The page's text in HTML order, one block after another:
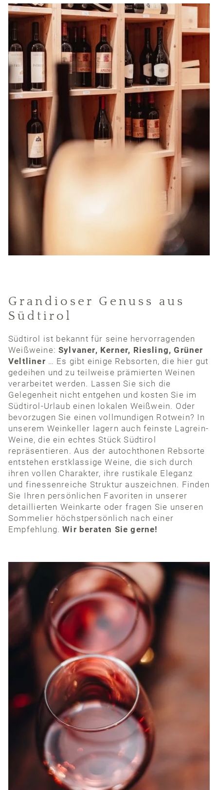
Grandioser Genuss aus
Südtirol
Südtirol ist bekannt für seine hervorragenden
Weißweine:Sylvaner, Kerner, Riesling, Grüner
Veltliner … Es gibt einige Rebsorten, die hier gut
gedeihen und zu teilweise prämierten Weinen
verarbeitet werden. Lassen Sie sich die
Gelegenheit nicht entgehen und kosten Sie im
Südtirol-Urlaub einen lokalen Weißwein. Oder
bevorzugen Sie einen vollmundigen Rotwein? In
unserem Weinkeller lagern auch feinste Lagrein-
Weine, die ein echtes Stück Südtirol
repräsentieren. Aus der autochthonen Rebsorte
entstehen erstklassige Weine, die sich durch
ihren vollen Charakter, ihre rustikale Eleganz
und finessenreiche Struktur auszeichnen. Finden
Sie Ihren persönlichen Favoriten in unserer
detaillierten Weinkarte oder fragen Sie unseren
Sommelier höchstpersönlich nach einer
Empfehlung.Wir beraten Sie gerne!